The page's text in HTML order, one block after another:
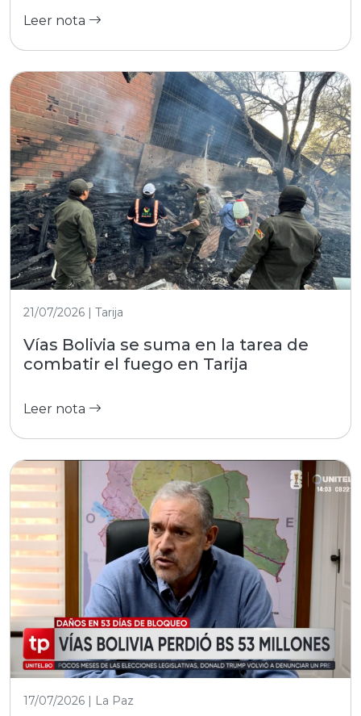
Leer nota
21/07/2026 | Tarija
Vías Bolivia se suma en la tarea de
combatir el fuego en Tarija
Leer nota
17/07/2026 | La Paz